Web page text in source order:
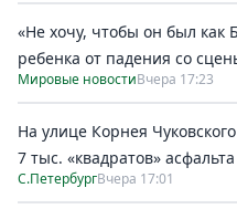
«Не хочу, чтобы он был как
ребенка от падения со
Мировые новостиВчера 17:23
На улице Корнея
7 тыс. «квадратов» асфальта
С.ПетербургВчера 17:01